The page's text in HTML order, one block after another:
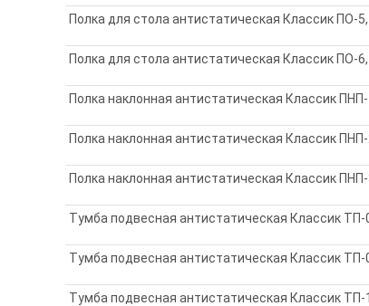
Полка для стола антистатическая Классик ПО-
Полка для стола антистатическая Классик ПО-
Полка наклонная антистатическая Классик
Полка наклонная антистатическая Классик
Полка наклонная антистатическая Классик
Тумба подвесная антистатическая Классик
Тумба подвесная антистатическая Классик
Тумба подвесная антистатическая Классик